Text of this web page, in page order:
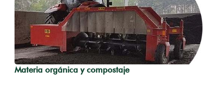
Materia orgánica y compostaje